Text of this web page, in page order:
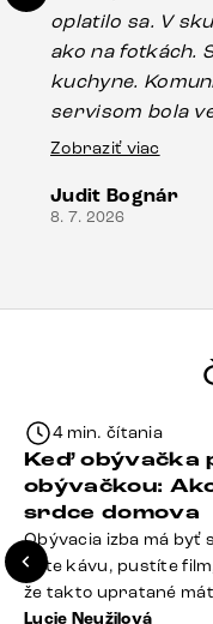
oplatilo sa. V
ako na fotkách.
kuchyne.
servisom bola
stola bolo malé
Vincze pri
veľmi
Zobraziť viac
Judit Bognár
8. 7. 2026
4 min. čítania
Keď obývačka
obývačkou:
srdce domova
Obývacia izba má byť
dáte kávu, pustíte
že takto upratané
sedačky, ovládač
Lucie Neužilová